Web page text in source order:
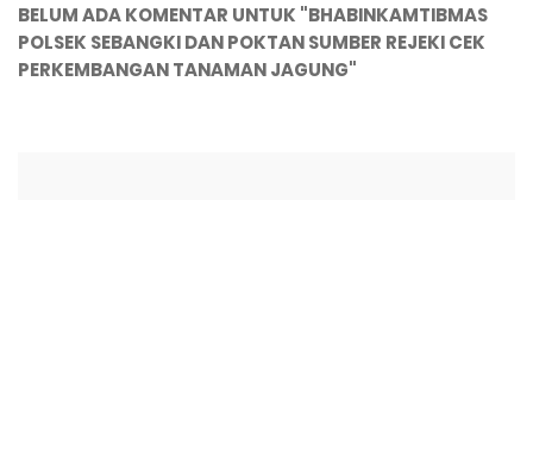
BELUM ADA KOMENTAR UNTUK "BHABINKAMTIBMAS
POLSEK SEBANGKI DAN POKTAN SUMBER REJEKI CEK
PERKEMBANGAN TANAMAN JAGUNG"